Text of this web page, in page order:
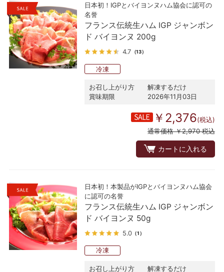
日本初！IGPとバイヨンヌハム協会に認可の
名誉
フランス伝統生ハム IGP ジャンボン
ド バイヨンヌ 200g
4.7 （13）
冷凍
お召し上がり方
解凍するだけ
賞味期限
2026年11月03日
￥2,376(税込)
通常価格 ￥2,970 税込
カートに入れる
日本初！本製品がIGPとバイヨンヌハム協会
に認可の名誉
フランス伝統生ハム IGP ジャンボン
ド バイヨンヌ 50g
5.0 （1）
冷凍
お召し上がり方
解凍するだけ